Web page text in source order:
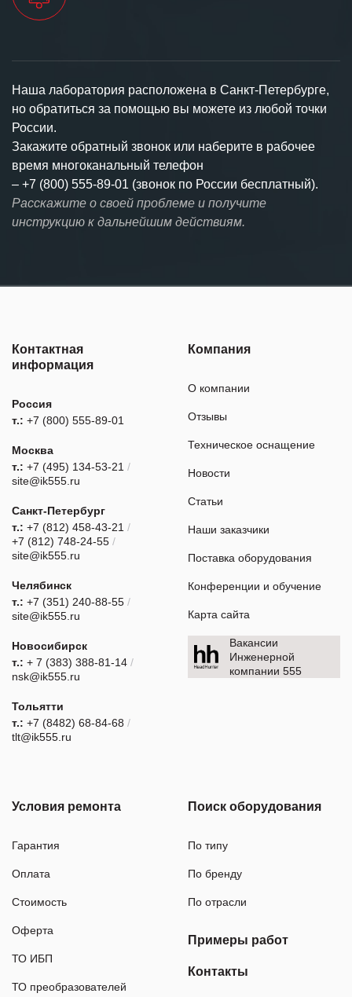
Наша лаборатория расположена в Санкт-Петербурге,
но обратиться за помощью вы можете из любой точки
России.
Закажите обратный звонок или наберите в рабочее
время многоканальный телефон
– +7 (800) 555-89-01 (звонок по России бесплатный).
Расскажите о своей проблеме и получите
инструкцию к дальнейшим действиям.
Контактная
информация
Россия
т.: +7 (800) 555-89-01
Москва
т.: +7 (495) 134-53-21 /
site@ik555.ru
Санкт-Петербург
т.: +7 (812) 458-43-21 /
+7 (812) 748-24-55 /
site@ik555.ru
Челябинск
т.: +7 (351) 240-88-55 /
site@ik555.ru
Новосибирск
т.: + 7 (383) 388-81-14 /
nsk@ik555.ru
Тольятти
т.: +7 (8482) 68-84-68 /
tlt@ik555.ru
Компания
О компании
Отзывы
Техническое оснащение
Новости
Статьи
Наши заказчики
Поставка оборудования
Конференции и обучение
Карта сайта
Вакансии
Инженерной
компании 555
Условия ремонта
Гарантия
Оплата
Стоимость
Оферта
ТО ИБП
ТО преобразователей
Поиск оборудования
По типу
По бренду
По отрасли
Примеры работ
Контакты